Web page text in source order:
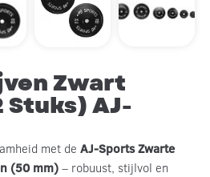
Zwart
AJ-
met de AJ-Sports Zwarte
(50 mm)– robuust, stijlvol en